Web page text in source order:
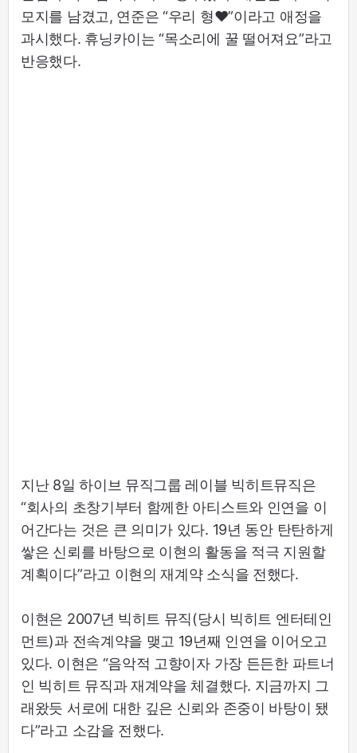
모지를 남겼고, 연준은 “우리 형♥”이라고 애정을
과시했다. 휴닝카이는 “목소리에 꿀 떨어져요”라고
반응했다.
지난 8일 하이브 뮤직그룹 레이블 빅히트뮤직은
“회사의 초창기부터 함께한 아티스트와 인연을 이
어간다는 것은 큰 의미가 있다. 19년 동안 탄탄하게
쌓은 신뢰를 바탕으로 이현의 활동을 적극 지원할
계획이다”라고 이현의 재계약 소식을 전했다.
이현은 2007년 빅히트 뮤직(당시 빅히트 엔터테인
먼트)과 전속계약을 맺고 19년째 인연을 이어오고
있다. 이현은 “음악적 고향이자 가장 든든한 파트너
인 빅히트 뮤직과 재계약을 체결했다. 지금까지 그
래왔듯 서로에 대한 깊은 신뢰와 존중이 바탕이 됐
다”라고 소감을 전했다.